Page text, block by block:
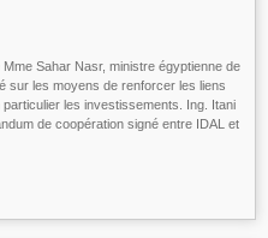
Sahar Nasr, ministre égyptienne de
sur les moyens de renforcer les liens
les investissements. Ing. Itani
de coopération signé entre IDAL et